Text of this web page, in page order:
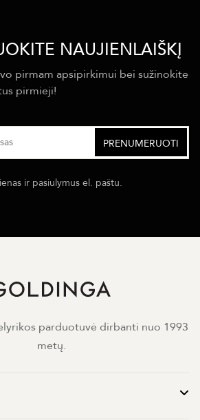
NAUJIENLAIŠKĮ
pirmam apsipirkimui bei sužinokite
pirmieji!
ir pasiulymus el. paštu.
parduotuvė dirbanti nuo 1993
metų.